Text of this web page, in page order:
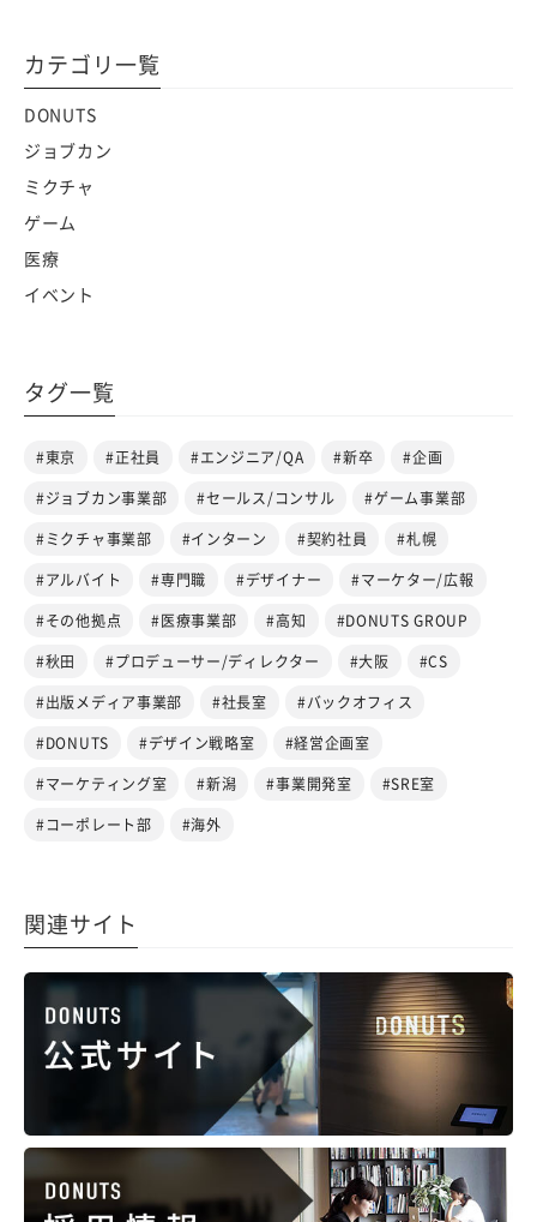
カテゴリ一覧
DONUTS
ジョブカン
ミクチャ
ゲーム
医療
イベント
タグ一覧
#東京 #正社員 #エンジニア/QA #新卒 #企画
#ジョブカン事業部 #セールス/コンサル #ゲーム事業部
#ミクチャ事業部 #インターン #契約社員 #札幌
#アルバイト #専門職 #デザイナー #マーケター/広報
#その他拠点 #医療事業部 #高知 #DONUTS GROUP
#秋田 #プロデューサー/ディレクター #大阪 #CS
#出版メディア事業部 #社長室 #バックオフィス
#DONUTS #デザイン戦略室 #経営企画室
#マーケティング室 #新潟 #事業開発室 #SRE室
#コーポレート部 #海外
関連サイト